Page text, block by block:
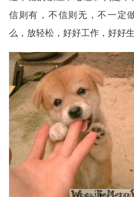
信则有，不信则无，不一定
么，放轻松，好好工作，好好